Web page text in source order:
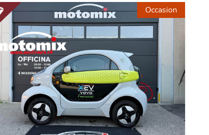
Occasion